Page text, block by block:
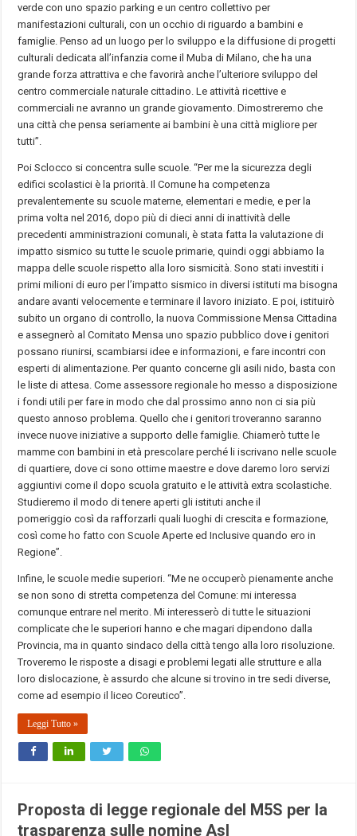
verde con uno spazio parking e un centro collettivo per
manifestazioni culturali, con un occhio di riguardo a bambini e
famiglie. Penso ad un luogo per lo sviluppo e la diffusione di progetti
culturali dedicata all’infanzia come il Muba di Milano, che ha una
grande forza attrattiva e che favorirà anche l’ulteriore sviluppo del
centro commerciale naturale cittadino. Le attività ricettive e
commerciali ne avranno un grande giovamento. Dimostreremo che
una città che pensa seriamente ai bambini è una città migliore per
tutti”.
Poi Sclocco si concentra sulle scuole. “Per me la sicurezza degli
edifici scolastici è la priorità. Il Comune ha competenza
prevalentemente su scuole materne, elementari e medie, e per la
prima volta nel 2016, dopo più di dieci anni di inattività delle
precedenti amministrazioni comunali, è stata fatta la valutazione di
impatto sismico su tutte le scuole primarie, quindi oggi abbiamo la
mappa delle scuole rispetto alla loro sismicità. Sono stati investiti i
primi milioni di euro per l’impatto sismico in diversi istituti ma bisogna
andare avanti velocemente e terminare il lavoro iniziato. E poi, istituirò
subito un organo di controllo, la nuova Commissione Mensa Cittadina
e assegnerò al Comitato Mensa uno spazio pubblico dove i genitori
possano riunirsi, scambiarsi idee e informazioni, e fare incontri con
esperti di alimentazione. Per quanto concerne gli asili nido, basta con
le liste di attesa. Come assessore regionale ho messo a disposizione
i fondi utili per fare in modo che dal prossimo anno non ci sia più
questo annoso problema. Quello che i genitori troveranno saranno
invece nuove iniziative a supporto delle famiglie. Chiamerò tutte le
mamme con bambini in età prescolare perché li iscrivano nelle scuole
di quartiere, dove ci sono ottime maestre e dove daremo loro servizi
aggiuntivi come il dopo scuola gratuito e le attività extra scolastiche.
Studieremo il modo di tenere aperti gli istituti anche il
pomeriggio così da rafforzarli quali luoghi di crescita e formazione,
così come ho fatto con Scuole Aperte ed Inclusive quando ero in
Regione”.
Infine, le scuole medie superiori. “Me ne occuperò pienamente anche
se non sono di stretta competenza del Comune: mi interessa
comunque entrare nel merito. Mi interesserò di tutte le situazioni
complicate che le superiori hanno e che magari dipendono dalla
Provincia, ma in quanto sindaco della città tengo alla loro risoluzione.
Troveremo le risposte a disagi e problemi legati alle strutture e alla
loro dislocazione, è assurdo che alcune si trovino in tre sedi diverse,
come ad esempio il liceo Coreutico”.
Leggi Tutto »
Proposta di legge regionale del M5S per la
trasparenza sulle nomine Asl